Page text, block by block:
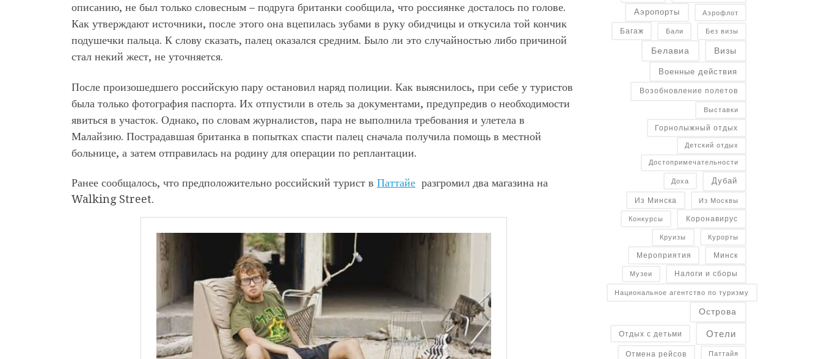
описанию, не был только словесным – подруга британки сообщила, что россиянке досталось по голове.
Как утверждают источники, после этого она вцепилась зубами в руку обидчицы и откусила той кончик
подушечки пальца. К слову сказать, палец оказался средним. Было ли это случайностью либо причиной
стал некий жест, не уточняется.
После произошедшего российскую пару остановил наряд полиции. Как выяснилось, при себе у туристов
была только фотография паспорта. Их отпустили в отель за документами, предупредив о необходимости
явиться в участок. Однако, по словам журналистов, пара не выполнила требования и улетела в
Малайзию. Пострадавшая британка в попытках спасти палец сначала получила помощь в местной
больнице, а затем отправилась на родину для операции по реплантации.
Ранее сообщалось, что предположительно российский турист в Паттайе разгромил два магазина на
Walking Street.
Аэропорты Аэрофлот
Багаж Бали Без визы
Белавиа Визы
Военные действия
Возобновление полетов
Выставки
Горнолыжный отдых
Детский отдых
Достопримечательности
Доха Дубай
Из Минска Из Москвы
Конкурсы Коронавирус
Круизы Курорты
Мероприятия Минск
Музеи Налоги и сборы
Национальное агентство по туризму
Острова
Отдых с детьми Отели
Отмена рейсов Паттайя